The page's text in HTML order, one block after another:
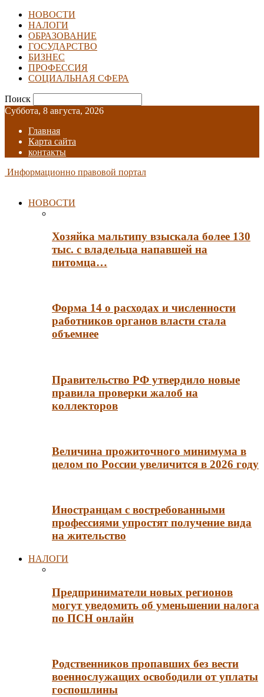
НОВОСТИ
НАЛОГИ
ОБРАЗОВАНИЕ
ГОСУДАРСТВО
БИЗНЕС
ПРОФЕССИЯ
СОЦИАЛЬНАЯ СФЕРА
Поиск
Суббота, 8 августа, 2026
Главная
Карта сайта
контакты
Информационно правовой портал
НОВОСТИ
Хозяйка мальтипу взыскала более 130
тыс. с владельца напавшей на
питомца…
Форма 14 о расходах и численности
работников органов власти стала
объемнее
Правительство РФ утвердило новые
правила проверки жалоб на
коллекторов
Величина прожиточного минимума в
целом по России увеличится в 2026 году
Иностранцам с востребованными
профессиями упростят получение вида
на жительство
НАЛОГИ
Предприниматели новых регионов
могут уведомить об уменьшении налога
по ПСН онлайн
Родственников пропавших без вести
военнослужащих освободили от уплаты
госпошлины